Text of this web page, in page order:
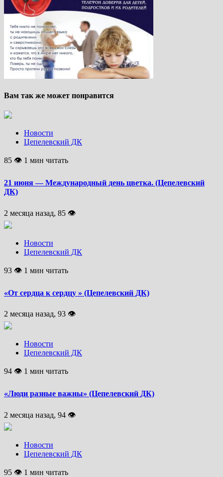
Вам так же может понравится
Новости
Цепелевский ДК
85 👁 1 мин читать
21 июня — Международный день цветка. (Цепелевский
ДК)
2 месяца назад, 85 👁
Новости
Цепелевский ДК
93 👁 1 мин читать
«От сердца к сердцу » (Цепелевский ДК)
2 месяца назад, 93 👁
Новости
Цепелевский ДК
94 👁 1 мин читать
«Люди разные важны» (Цепелевский ДК)
2 месяца назад, 94 👁
Новости
Цепелевский ДК
95 👁 1 мин читать